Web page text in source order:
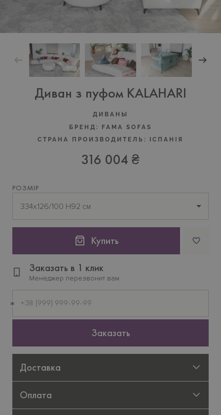
Диван з пуфом KALAHARI
ДИВАНЫ
БРЕНД:
FAMA SOFAS
СТРАНА ПРОИЗВОДИТЕЛЬ:
IСПАНIЯ
316 004 ₴
РОЗМІР
334х126/100 H92 см
Купить
Заказать в 1 клик
Менеджер перезвонит вам
телефон
Заказать
Доставка
Оплата